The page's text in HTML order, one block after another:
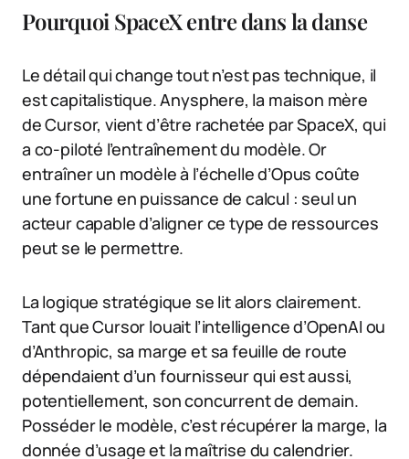
Pourquoi SpaceX entre dans la danse
Le détail qui change tout n’est pas technique, il
est capitalistique. Anysphere, la maison mère
de Cursor, vient d’être rachetée par SpaceX, qui
a co-piloté l’entraînement du modèle. Or
entraîner un modèle à l’échelle d’Opus coûte
une fortune en puissance de calcul : seul un
acteur capable d’aligner ce type de ressources
peut se le permettre.
La logique stratégique se lit alors clairement.
Tant que Cursor louait l’intelligence d’OpenAI ou
d’Anthropic, sa marge et sa feuille de route
dépendaient d’un fournisseur qui est aussi,
potentiellement, son concurrent de demain.
Posséder le modèle, c’est récupérer la marge, la
donnée d’usage et la maîtrise du calendrier.